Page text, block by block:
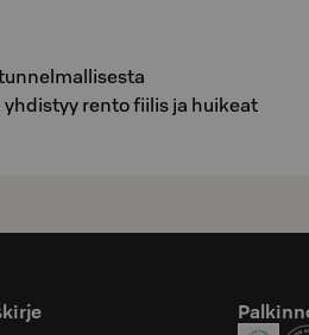
rento fiilis ja huikeat